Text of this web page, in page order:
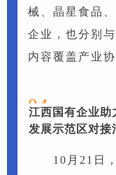
械、晶星食品
企业，也分别
内容覆盖产业
04
江西国有企业助
发展示范区对接
10月21日